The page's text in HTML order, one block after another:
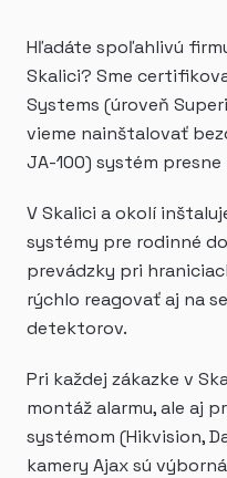
Hľadáte spoľahlivú
Skalici? Sme
Systems (úroveň
vieme nainštalovať
JA-100) systém
V Skalici a okolí
systémy pre rodinné
prevádzky pri
rýchlo reagovať aj na
detektorov.
Pri každej zákazke v
montáž alarmu, ale aj
systémom (Hikvision,
kamery Ajax sú